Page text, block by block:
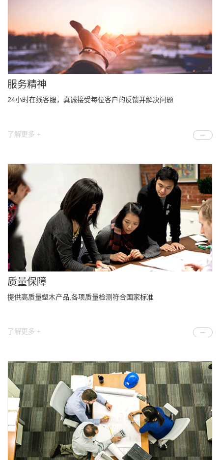
服务精神
24小时在线客服，真诚接受每位客户的反馈并解决问题
了解更多 +
质量保障
提供高质量塑木产品,各项质量检测符合国家标准
了解更多 +